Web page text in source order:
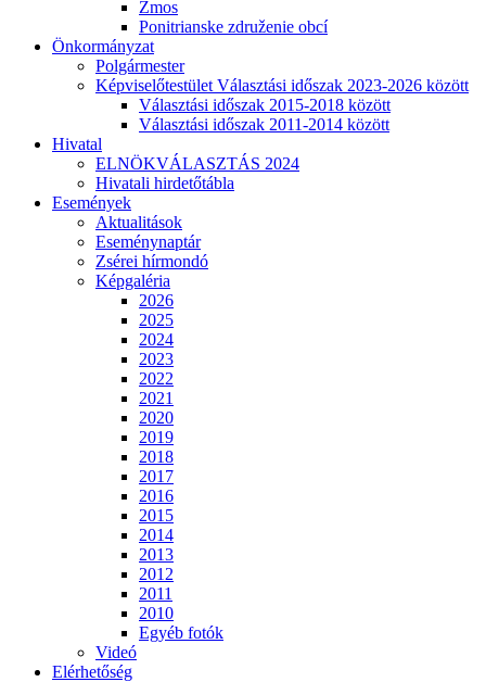
Zmos
Ponitrianske združenie obcí
Önkormányzat
Polgármester
Képviselőtestület Választási időszak 2023-2026 között
Választási időszak 2015-2018 között
Választási időszak 2011-2014 között
Hivatal
ELNÖKVÁLASZTÁS 2024
Hivatali hirdetőtábla
Események
Aktualitások
Eseménynaptár
Zsérei hírmondó
Képgaléria
2026
2025
2024
2023
2022
2021
2020
2019
2018
2017
2016
2015
2014
2013
2012
2011
2010
Egyéb fotók
Videó
Elérhetőség